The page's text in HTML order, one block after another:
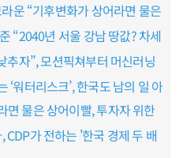
운 “기후변화가 상어라면 물은
“2040년 서울 강남 땅값? 차세
자”, 모션픽쳐부터 머신러닝
워터리스크’, 한국도 남의 일 아
물은 상어이빨, 투자자 위한
가 전하는 '한국 경제 두 배